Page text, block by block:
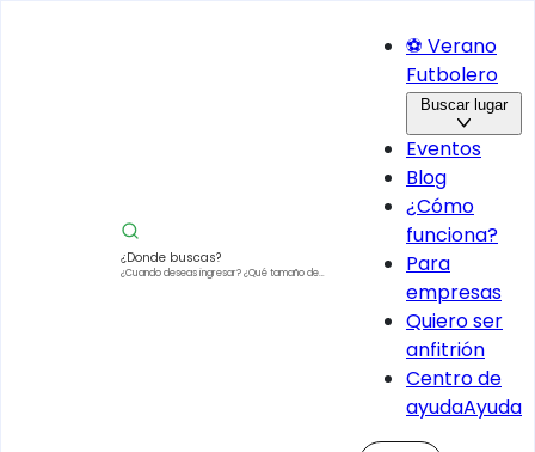
¿Donde buscas?
¿Cuando deseas ingresar?¿Qué tamaño de
⚽ Verano
Futbolero
Buscar lugar
Eventos
Blog
¿Cómo
funciona?
Para
empresas
Quiero ser
anfitrión
Centro de
ayudaAyuda